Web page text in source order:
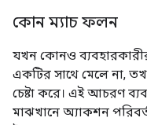
কোন ম্যাচ ফলন
যখন কোনও
একটির সাথে মেলে না,
চেষ্টা করে। এই আচরণ
মাঝখানে অ্যাকশন